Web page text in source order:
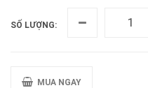
SỐ LƯỢNG:
MUA NGAY